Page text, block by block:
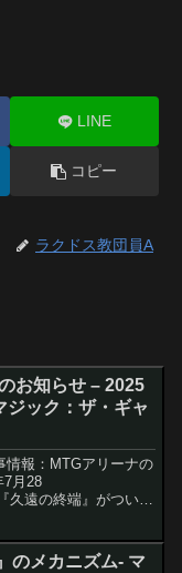
LINE
コピー
ラクドス教団員A
お知らせ – 2025
ジック：ザ・ギャ
情報：MTGアリーナの
7月28
端』がついに
、リ...
のメカニズム- マ